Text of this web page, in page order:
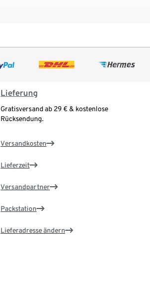
Lieferung
Gratisversand ab 29 € & kostenlose
Rücksendung.
Versandkosten
Lieferzeit
Versandpartner
Packstation
Lieferadresse ändern